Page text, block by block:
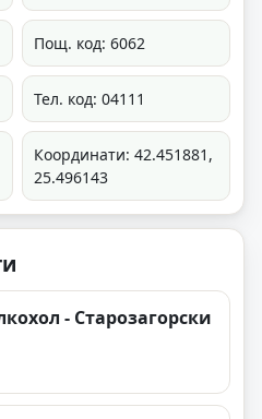
Пощ. код: 6062
Тел. код: 04111
Координати: 42.451881,
25.496143
- Старозагорски